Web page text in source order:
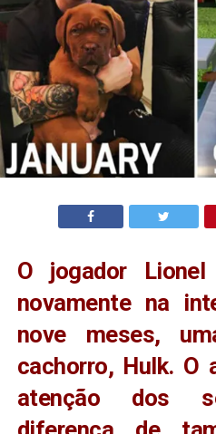
O jogador
novamente na
nove meses,
cachorro, Hulk. O
atenção dos